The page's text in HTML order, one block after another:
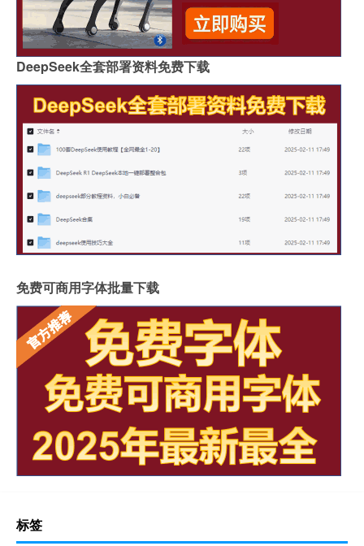
DeepSeek全套部署资料免费下载
免费可商用字体批量下载
标签